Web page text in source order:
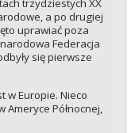
trzydziestych XX
a po drugiej
uprawiać poza
Federacja
się pierwsze
w Europie. Nieco
Północnej,